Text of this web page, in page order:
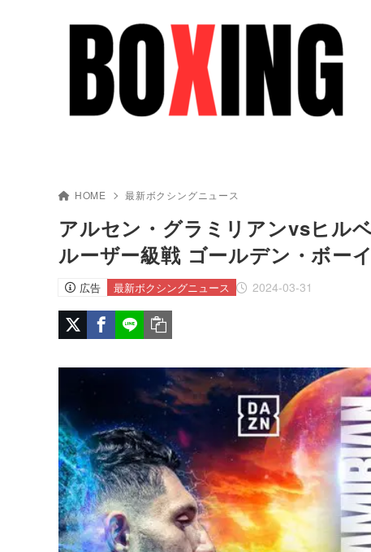
HOME 最新ボクシングニュース
アルセン・グラミリアンvsヒル
ルーザー級戦 ゴールデン・ボー
広告 2024-03-31
最新ボクシングニュース